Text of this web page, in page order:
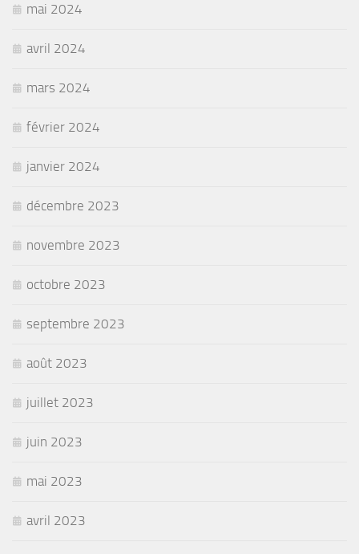
mai 2024
avril 2024
mars 2024
février 2024
janvier 2024
décembre 2023
novembre 2023
octobre 2023
septembre 2023
août 2023
juillet 2023
juin 2023
mai 2023
avril 2023